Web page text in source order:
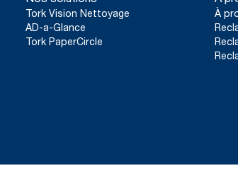
Tork Vision Nettoyage
AD-a-Glance
Tork PaperCircle
À